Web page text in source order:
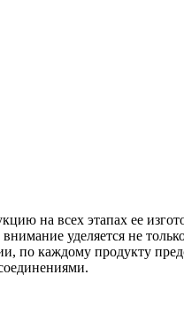
на всех этапах ее
уделяется не
по каждому продукту